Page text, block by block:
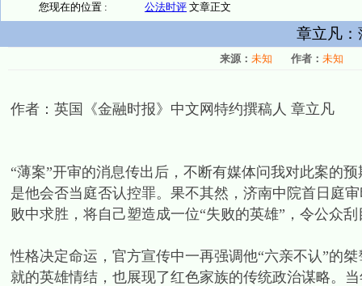
您现在的位置 : 公法时评 文章正文
章立凡
来源： 未知 作者： 未知
作者：英国《金融时报》中文网特约撰稿人 章立凡
“薄案”开审的消息传出后，不断有媒体问我对此案的
是他会否当庭否认控罪。果不其然，济南中院首日庭
败中求胜，将自己塑造成一位“失败的英雄”，令公众
性格决定命运，官方宣传中一再强调他“六亲不认”的
就的英雄情结，也展现了红色家族的传统政治谋略。